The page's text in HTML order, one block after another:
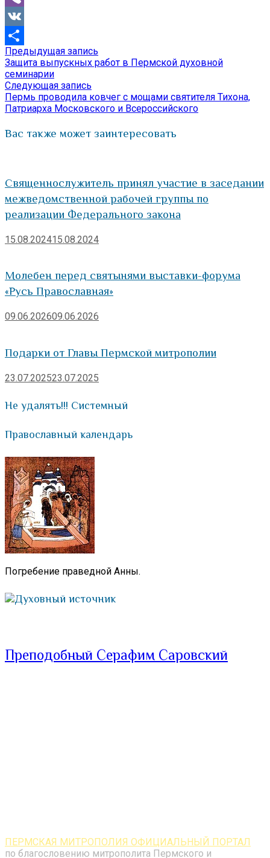
Viber
VK
Отправить
Навигация
по
записям
Предыдущая запись
запись:
Защита выпускных работ в Пермской духовной
семинарии
Следующая запись
запись:
Пермь проводила ковчег с мощами святителя Тихона,
Патриарха Московского и Всероссийского
Вас также может заинтересовать
Священнослужитель принял участие в заседании
межведомственной рабочей группы по
реализации Федерального закона
15.08.202415.08.2024
Молебен перед святынями выставки-форума
«Русь Православная»
09.06.202609.06.2026
Подарки от Главы Пермской митрополии
23.07.202523.07.2025
Не удалять!!! Системный
Православный календарь
Погребение праведной Анны.
Духовный источник
Преподобный Серафим Саровский
ПЕРМСКАЯ МИТРОПОЛИЯ ОФИЦИАЛЬНЫЙ ПОРТАЛ
по благословению митрополита Пермского и